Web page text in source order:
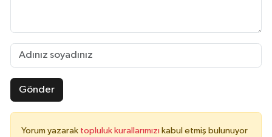
Gönder
Yorum yazarak topluluk kurallarımızı kabul etmiş bulunuyor